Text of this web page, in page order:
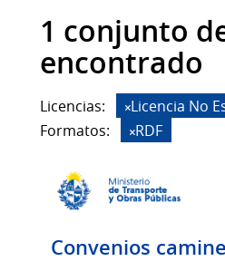
1 conjunto
encontrado
Licencias:
Licencia No
Formatos:
RDF
Convenios